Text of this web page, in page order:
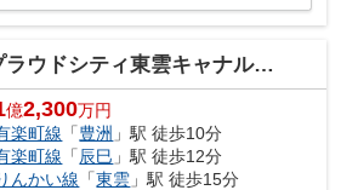
ウドシティ東雲キャナルマークス
億2,300万円
楽町線 「豊洲 」駅 徒歩10分
楽町線 「 辰巳 」駅 徒歩12分
んかい線 「東雲 」駅 徒歩15分